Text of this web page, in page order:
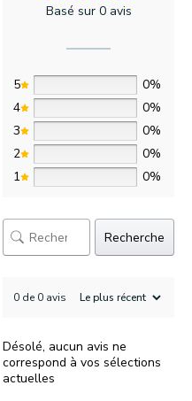
Basé sur 0 avis
5
0%
4
0%
3
0%
2
0%
1
0%
Recherche
0 de 0 avis
Désolé, aucun avis ne
correspond à vos sélections
actuelles